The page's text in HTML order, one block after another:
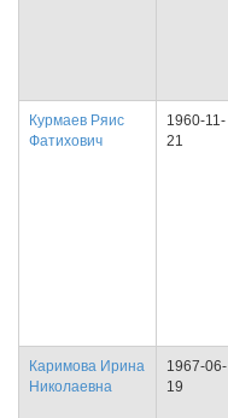
Курмаев Ряис
Фатихович
1960-11-
21
Каримова Ирина
Николаевна
1967-06-
19